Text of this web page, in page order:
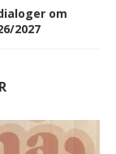
om
2027